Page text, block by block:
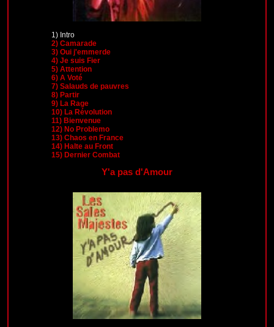
1) Intro
2) Camarade
3) Oui j'emmerde
4) Je suis Fier
5) Attention
6) A Voté
7) Salauds de pauvres
8) Partir
9) La Rage
10) La Révolution
11) Bienvenue
12) No Problemo
13) Chaos en France
14) Halte au Front
15) Dernier Combat
Y'a pas d'Amour